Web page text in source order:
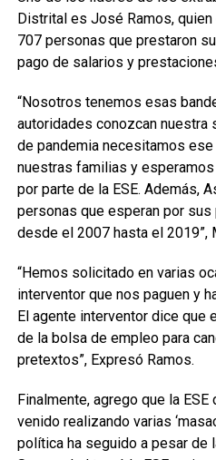
Distrital es José Ramos,
707 personas que prestaron
pago de salarios y
“Nosotros tenemos esas
autoridades conozcan nuestra
de pandemia necesitamos ese
nuestras familias y
por parte de la ESE. Además,
personas que esperan por
desde el 2007 hasta el 2019”,
“Hemos solicitado en varias
interventor que nos paguen y
El agente interventor dice que
de la bolsa de empleo para
pretextos”, Expresó Ramos.
Finalmente, agrego que la
venido realizando varias
política ha seguido a pesar de